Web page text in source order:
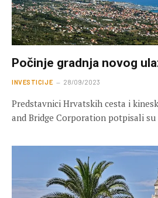
Počinje gradnja novog
INVESTICIJE 28/09/2023
Predstavnici Hrvatskih cesta i
and Bridge Corporation potpisali